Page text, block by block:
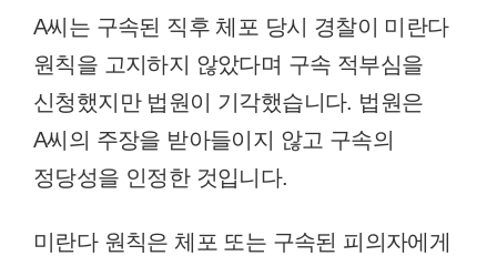
A씨는 구속된 직후 체포 당시 경찰이 미란다
원칙을 고지하지 않았다며 구속 적부심을
신청했지만 법원이 기각했습니다. 법원은
A씨의 주장을 받아들이지 않고 구속의
정당성을 인정한 것입니다.
미란다 원칙은 체포 또는 구속된 피의자에게